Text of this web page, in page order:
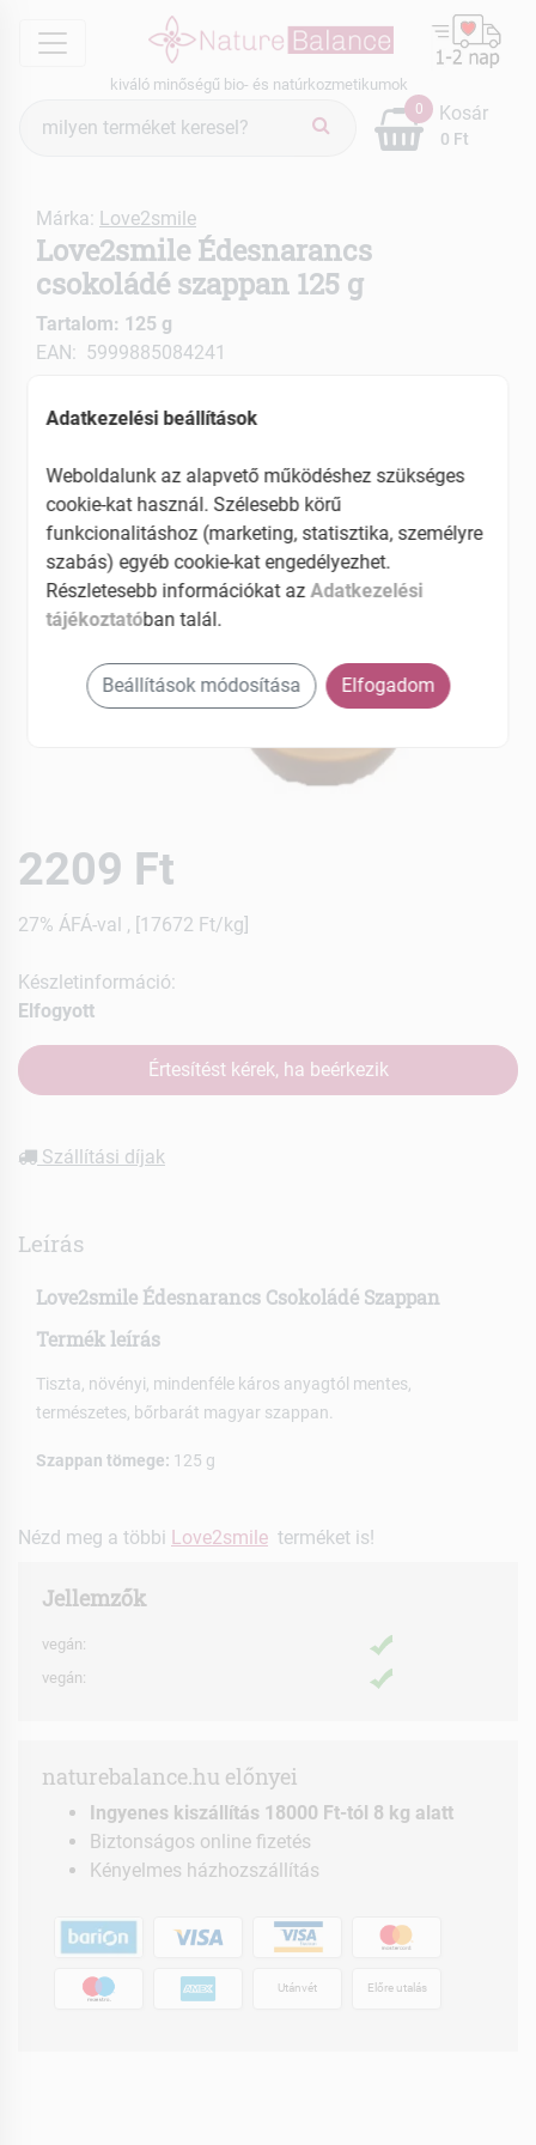
menu
kiváló minőségű bio- és natúrkozmetikumok
keresés
0
0 Ft
Kosár
Márka: Love2smile
Love2smile Édesnarancs
csokoládé szappan 125 g
Tartalom: 125 g
EAN: 5999885084241
2209 Ft
27% ÁFÁ-val , [17672 Ft/kg]
Készletinformáció:
Elfogyott
Értesítést kérek, ha beérkezik
Szállítási díjak
Leírás
Love2smile Édesnarancs Csokoládé Szappan
Termék leírás
Tiszta, növényi, mindenféle káros anyagtól mentes,
természetes, bőrbarát magyar szappan.
Szappan tömege: 125 g
Nézd meg a többi Love2smile terméket is!
Jellemzők
vegán:
vegán:
naturebalance.hu előnyei
Ingyenes kiszállítás 18000 Ft-tól 8 kg alatt
Biztonságos online fizetés
Kényelmes házhozszállítás
Utánvét Előre utalás
Adatkezelési beállítások
Weboldalunk az alapvető működéshez szükséges
cookie-kat használ. Szélesebb körű
funkcionalitáshoz (marketing, statisztika, személyre
szabás) egyéb cookie-kat engedélyezhet.
Részletesebb információkat az Adatkezelési
tájékoztatóban talál.
Beállítások módosítása Elfogadom